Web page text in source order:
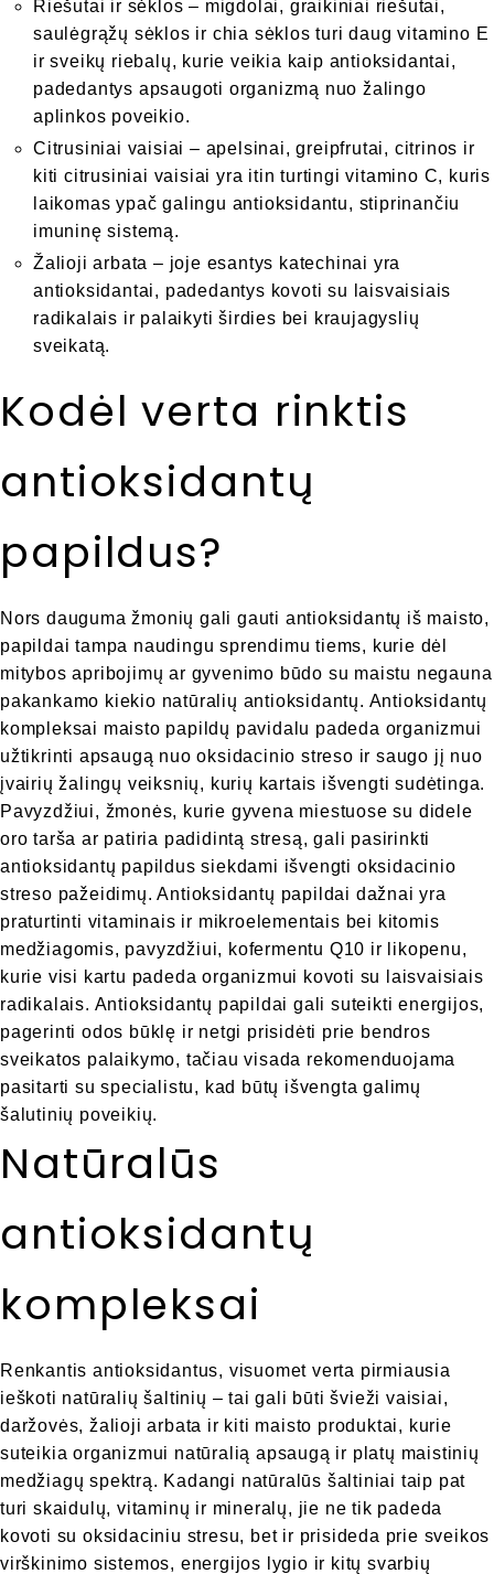
Riešutai ir sėklos – migdolai, graikiniai riešutai,
saulėgrąžų sėklos ir chia sėklos turi daug vitamino E
ir sveikų riebalų, kurie veikia kaip antioksidantai,
padedantys apsaugoti organizmą nuo žalingo
aplinkos poveikio.
Citrusiniai vaisiai – apelsinai, greipfrutai, citrinos ir
kiti citrusiniai vaisiai yra itin turtingi vitamino C, kuris
laikomas ypač galingu antioksidantu, stiprinančiu
imuninę sistemą.
Žalioji arbata – joje esantys katechinai yra
antioksidantai, padedantys kovoti su laisvaisiais
radikalais ir palaikyti širdies bei kraujagyslių
sveikatą.
Kodėl verta rinktis
antioksidantų
papildus?
Nors dauguma žmonių gali gauti antioksidantų iš maisto,
papildai tampa naudingu sprendimu tiems, kurie dėl
mitybos apribojimų ar gyvenimo būdo su maistu negauna
pakankamo kiekio natūralių antioksidantų. Antioksidantų
kompleksai maisto papildų pavidalu padeda organizmui
užtikrinti apsaugą nuo oksidacinio streso ir saugo jį nuo
įvairių žalingų veiksnių, kurių kartais išvengti sudėtinga.
Pavyzdžiui, žmonės, kurie gyvena miestuose su didele
oro tarša ar patiria padidintą stresą, gali pasirinkti
antioksidantų papildus siekdami išvengti oksidacinio
streso pažeidimų. Antioksidantų papildai dažnai yra
praturtinti vitaminais ir mikroelementais bei kitomis
medžiagomis, pavyzdžiui, kofermentu Q10 ir likopenu,
kurie visi kartu padeda organizmui kovoti su laisvaisiais
radikalais. Antioksidantų papildai gali suteikti energijos,
pagerinti odos būklę ir netgi prisidėti prie bendros
sveikatos palaikymo, tačiau visada rekomenduojama
pasitarti su specialistu, kad būtų išvengta galimų
šalutinių poveikių.
Natūralūs
antioksidantų
kompleksai
Renkantis antioksidantus, visuomet verta pirmiausia
ieškoti natūralių šaltinių – tai gali būti švieži vaisiai,
daržovės, žalioji arbata ir kiti maisto produktai, kurie
suteikia organizmui natūralią apsaugą ir platų maistinių
medžiagų spektrą. Kadangi natūralūs šaltiniai taip pat
turi skaidulų, vitaminų ir mineralų, jie ne tik padeda
kovoti su oksidaciniu stresu, bet ir prisideda prie sveikos
virškinimo sistemos, energijos lygio ir kitų svarbių